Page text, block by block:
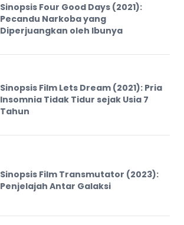
Sinopsis Four Good Days (2021):
Pecandu Narkoba yang
Diperjuangkan oleh Ibunya
Sinopsis Film Lets Dream (2021): Pria
Insomnia Tidak Tidur sejak Usia 7
Tahun
Sinopsis Film Transmutator (2023):
Penjelajah Antar Galaksi